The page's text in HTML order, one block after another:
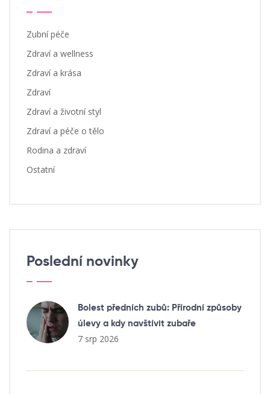
Zubní péče
Zdraví a wellness
Zdraví a krása
Zdraví
Zdraví a životní styl
Zdraví a péče o tělo
Rodina a zdraví
Ostatní
Poslední novinky
Bolest předních zubů: Přírodní způsoby
úlevy a kdy navštívit zubaře
7 srp 2026